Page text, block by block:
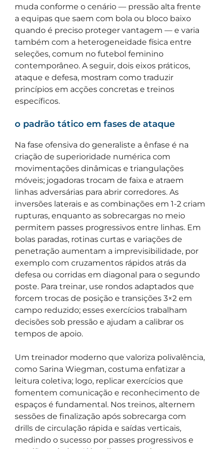
muda conforme o cenário — pressão alta frente
a equipas que saem com bola ou bloco baixo
quando é preciso proteger vantagem — e varia
também com a heterogeneidade física entre
seleções, comum no futebol feminino
contemporâneo. A seguir, dois eixos práticos,
ataque e defesa, mostram como traduzir
princípios em acções concretas e treinos
específicos.
o padrão tático em fases de ataque
Na fase ofensiva do generaliste a ênfase é na
criação de superioridade numérica com
movimentações dinâmicas e triangulações
móveis; jogadoras trocam de faixa e atraem
linhas adversárias para abrir corredores. As
inversões laterais e as combinações em 1-2 criam
rupturas, enquanto as sobrecargas no meio
permitem passes progressivos entre linhas. Em
bolas paradas, rotinas curtas e variações de
penetração aumentam a imprevisibilidade, por
exemplo com cruzamentos rápidos atrás da
defesa ou corridas em diagonal para o segundo
poste. Para treinar, use rondos adaptados que
forcem trocas de posição e transições 3×2 em
campo reduzido; esses exercícios trabalham
decisões sob pressão e ajudam a calibrar os
tempos de apoio.
Um treinador moderno que valoriza polivalência,
como Sarina Wiegman, costuma enfatizar a
leitura coletiva; logo, replicar exercícios que
fomentem comunicação e reconhecimento de
espaços é fundamental. Nos treinos, alternem
sessões de finalização após sobrecarga com
drills de circulação rápida e saídas verticais,
medindo o sucesso por passes progressivos e